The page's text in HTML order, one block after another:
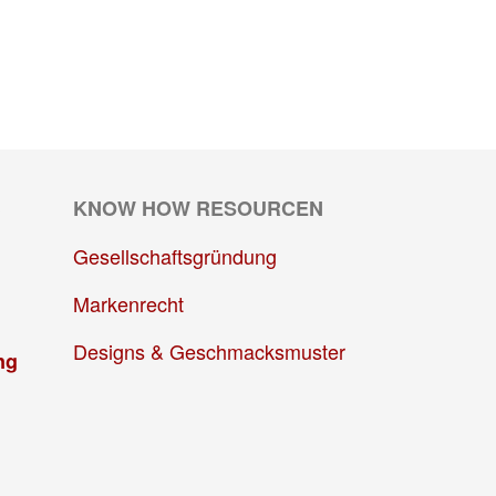
KNOW HOW RESOURCEN
Gesellschaftsgründung
Markenrecht
Designs & Geschmacksmuster